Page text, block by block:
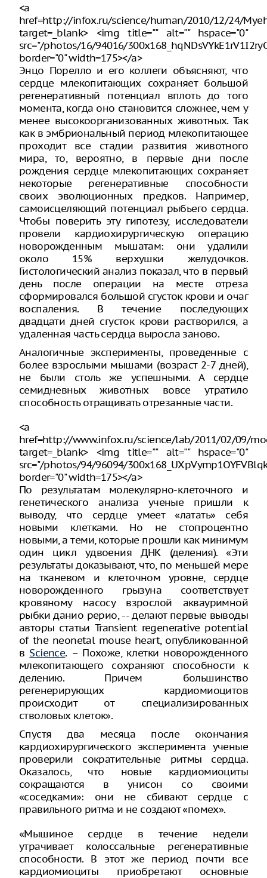
<a
href=http://infox.ru/science/human/2010/12/24/
target=_blank> <img title="" alt="" hspace="0"
src="/photos/16/94016/
border="0" width=175></a>
Энцо Порелло и его коллеги объясняют, что
сердце млекопитающих сохраняет большой
регенеративный потенциал вплоть до того
момента, когда оно становится сложнее, чем у
менее высокоорганизованных животных. Так
как в эмбриональный период млекопитающее
проходит все стадии развития животного
мира, то, вероятно, в первые дни после
рождения сердце млекопитающих сохраняет
некоторые регенеративные способности
своих эволюционных предков. Например,
самоисцеляющий потенциал рыбьего сердца.
Чтобы поверить эту гипотезу, исследователи
провели кардиохирургическую операцию
новорожденным мышатам: они удалили
около 15% верхушки желудочков.
Гистологический анализ показал, что в первый
день после операции на месте отреза
сформировался большой сгусток крови и очаг
воспаления. В течение последующих
двадцати дней сгусток крови растворился, а
удаленная часть сердца выросла заново.
Аналогичные эксперименты, проведенные с
более взрослыми мышами (возраст 2-7 дней),
не были столь же успешными. А сердце
семидневных животных вовсе утратило
способность отращивать отрезанные части.
<a
href=http://www.infox.ru/science/lab/2011/02/09/
target=_blank> <img title="" alt="" hspace="0"
src="/photos/94/96094/
border="0" width=175></a>
По результатам молекулярно-клеточного и
генетического анализа ученые пришли к
выводу, что сердце умеет «латать» себя
новыми клетками. Но не стопроцентно
новыми, а теми, которые прошли как минимум
один цикл удвоения ДНК (деления). «Эти
результаты доказывают, что, по меньшей мере
на тканевом и клеточном уровне, сердце
новорожденного грызуна соответствует
кровяному насосу взрослой аквауримной
рыбки данио рерио, -- делают первые выводы
авторы статьи Transient regenerative potential
of the neonetal mouse heart, опубликованной
в Science. – Похоже, клетки новорожденного
млекопитающего сохраняют способности к
делению. Причем большинство
регенерирующих кардиомиоцитов
происходит от специализированных
стволовых клеток».
Спустя два месяца после окончания
кардиохирургического эксперимента ученые
проверили сократительные ритмы сердца.
Оказалось, что новые кардиомиоциты
сокращаются в унисон со своими
«соседками»: они не сбивают сердце с
правильного ритма и не создают «помех».
«Мышиное сердце в течение недели
утрачивает колоссальные регенеративные
способности. В этот же период почти все
кардиомиоциты приобретают основные